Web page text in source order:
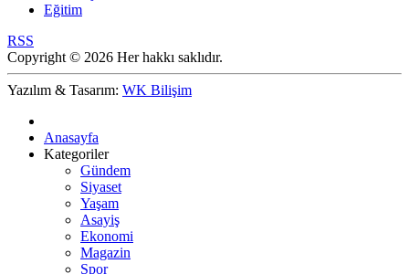
Eğitim
RSS
Copyright © 2026 Her hakkı saklıdır.
Yazılım & Tasarım: WK Bilişim
Anasayfa
Kategoriler
Gündem
Siyaset
Yaşam
Asayiş
Ekonomi
Magazin
Spor